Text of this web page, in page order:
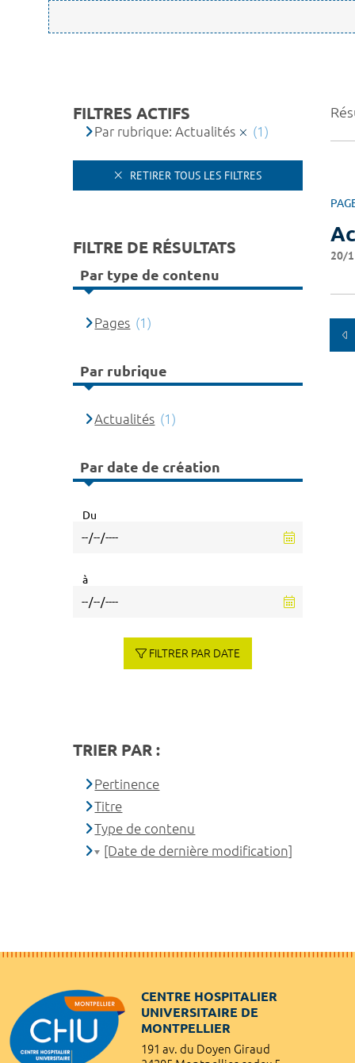
20/
FILTRES ACTIFS
Par rubrique: Actualités (1)
RETIRER TOUS LES FILTRES
FILTRE DE RÉSULTATS
Par type de contenu
Pages (1)
Par rubrique
Actualités (1)
Par date de création
Du
à
FILTRER PAR DATE
TRIER PAR :
Pertinence
Titre
Type de contenu
[Date de dernière modification]
CENTRE HOSPITALIER
UNIVERSITAIRE DE
MONTPELLIER
191 av. du Doyen Giraud